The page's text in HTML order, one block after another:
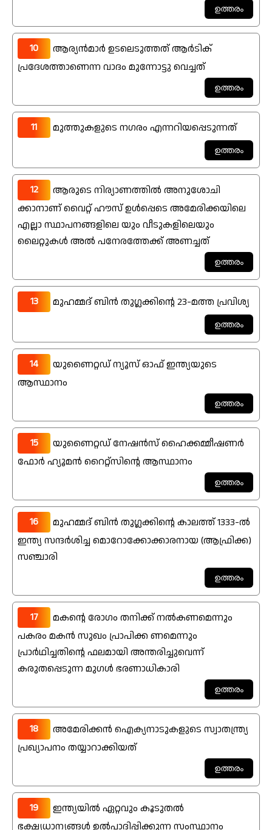
10
ആര്യൻമാർ ഉടലെടുത്തത് ആർടിക്
പ്രദേശത്താണെന്ന വാദം മുന്നോട്ടു വെച്ചത്
11 മുത്തുകളുടെ നഗരം എന്നറിയപ്പെടുന്നത്
12
ആരുടെ നിര്യാണത്തിൽ അനുശോചി
ക്കാനാണ് വൈറ്റ് ഹൗസ് ഉൾപ്പെടെ അമേരിക്കയിലെ
എല്ലാ സ്ഥാപനങ്ങളിലെ യും വീടുകളിലെയും
ലൈറ്റുകൾ അൽ പനേരത്തേക്ക് അണച്ചത്
13 മുഹമ്മദ് ബിൻ തുഗ്ലക്കിന്റെ 23-മത്ത പ്രവിശ്യ
14
യുണൈറ്റഡ് ന്യൂസ് ഓഫ് ഇന്ത്യയുടെ
ആസ്ഥാനം
15
യുണൈറ്റഡ് നേഷൻസ് ഹൈക്കമ്മീഷണർ
ഫോർ ഹ്യൂമൻ റൈറ്റ്സിന്റെ ആസ്ഥാനം
16
മുഹമ്മദ് ബിൻ തുഗ്ലക്കിന്റെ കാലത്ത് 1333-ൽ
ഇന്ത്യ സന്ദർശിച്ച മൊറോക്കോക്കാരനായ (ആഫ്രിക്ക)
സഞ്ചാരി
17
മകന്റെ രോഗം തനിക്ക് നൽകണമെന്നും
പകരം മകൻ സുഖം പ്രാപിക്ക ണമെന്നും
പ്രാർഥിച്ചതിന്റെ ഫലമായി അന്തരിച്ചുവെന്ന്
കരുതപ്പെടുന്ന മുഗൾ ഭരണാധികാരി
18
അമേരിക്കൻ ഐക്യനാടുകളുടെ സ്വാതന്ത്ര്യ
പ്രഖ്യാപനം തയ്യാറാക്കിയത്
19
ഇന്ത്യയിൽ ഏറ്റവും കൂടുതൽ
ഭക്ഷ്യധാന്യങ്ങൾ ഉൽപാദിപ്പിക്കുന്ന സംസ്ഥാനം